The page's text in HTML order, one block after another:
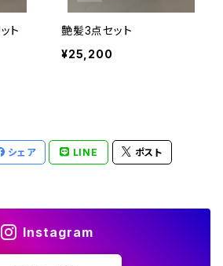
ト
艶髪3点セット
¥25,200
シェア LINE ポスト
Instagram